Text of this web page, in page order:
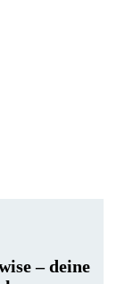
– deine